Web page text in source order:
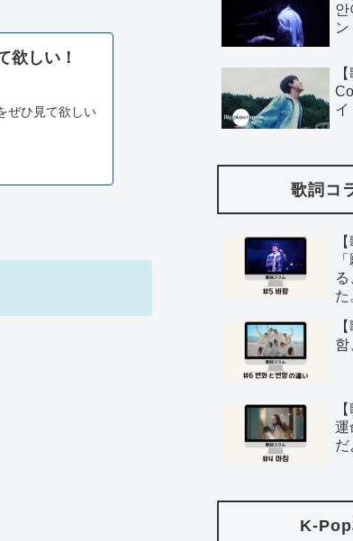
欲しい！
ぜひ見て欲しい
안
イ
歌詞コ
る
た
함
運
だ
K-